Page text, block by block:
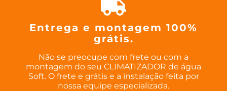
Entrega e montagem 100%
grátis.
Não se preocupe com frete ou com a
montagem do seu CLIMATIZADOR de água
Soft. O frete e grátis e a instalação feita por
nossa equipe especializada.